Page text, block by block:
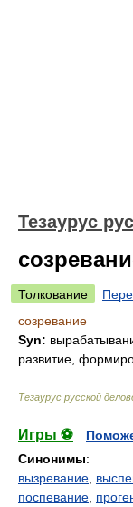
Тезаурус
Толкование
созревание
Syn:
развитие,
Тезаурус русской
Игры ⚽
Синонимы:
вызревание
поспевание